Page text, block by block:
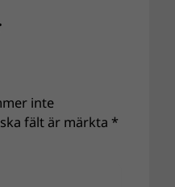
inte
fält är märkta *